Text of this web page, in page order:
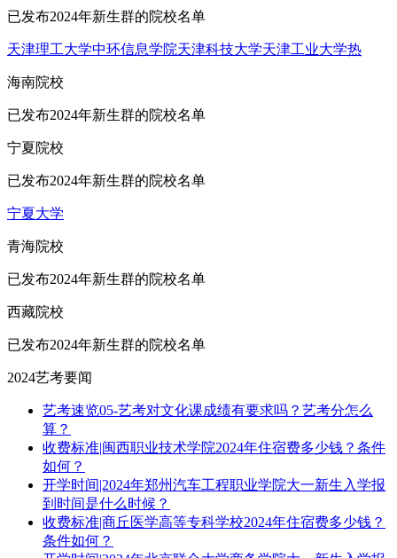
已发布2024年新生群的院校名单
天津理工大学中环信息学院天津科技大学天津工业大学热
海南院校
已发布2024年新生群的院校名单
宁夏院校
已发布2024年新生群的院校名单
宁夏大学
青海院校
已发布2024年新生群的院校名单
西藏院校
已发布2024年新生群的院校名单
2024艺考要闻
艺考速览05-艺考对文化课成绩有要求吗？艺考分怎么
算？
收费标准|闽西职业技术学院2024年住宿费多少钱？条件
如何？
开学时间|2024年郑州汽车工程职业学院大一新生入学报
到时间是什么时候？
收费标准|商丘医学高等专科学校2024年住宿费多少钱？
条件如何？